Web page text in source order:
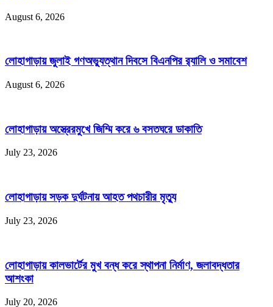
August 6, 2026
লোহাগাড়ায় জুলাই গণঅভ্যুত্থান দিবসে বিএনপির র‌্যালি ও সমাবেশ
August 6, 2026
লোহাগাড়ায় অস্ত্রেরমুখে জিম্মি করে ৬ বসতঘরে ডাকাতি
July 23, 2026
লোহাগাড়ায় সড়ক দুর্ঘটনায় আহত পথচারীর মৃত্যু
July 23, 2026
লোহাগাড়ায় কালভার্টের মুখ বন্ধ করে স্থাপনা নির্মাণ, জলাবদ্ধতার
আশংকা
July 20, 2026